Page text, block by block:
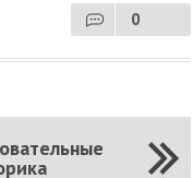
0